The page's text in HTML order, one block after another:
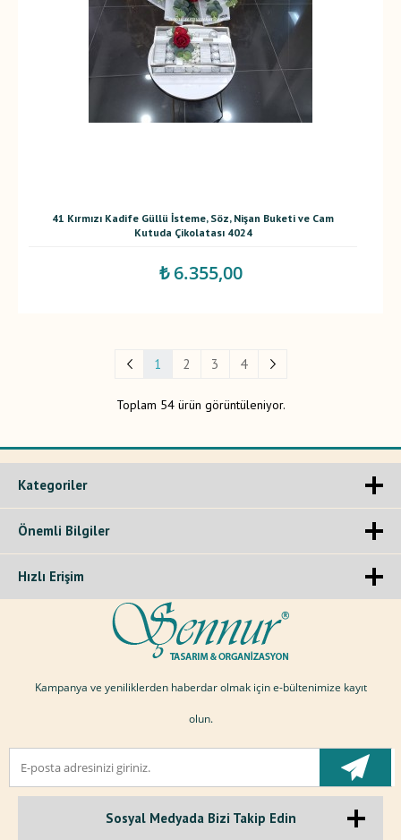
41 Kırmızı Kadife Güllü İsteme, Söz, Nişan Buketi ve Cam
Kutuda Çikolatası 4024
₺ 6.355,00
1 2 3 4
Toplam 54 ürün görüntüleniyor.
Kategoriler
Önemli Bilgiler
Hızlı Erişim
Kampanya ve yeniliklerden haberdar olmak için e-bültenimize kayıt
olun.
Sosyal Medyada Bizi Takip Edin